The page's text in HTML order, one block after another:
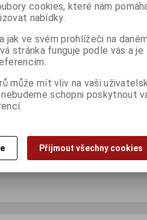
cookies, které nám
nabídky.
jak ve svém prohlížeči na daném
stránka funguje podle vás a je
může mít vliv na vaši
schopni poskytnout
Přijmout všechny cookies